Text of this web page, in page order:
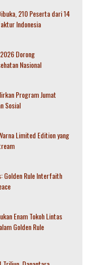
210 Peserta dari 14
Indonesia
Dorong
Nasional
Program Jumat
Sosial
Limited Edition yang
Golden Rule Interfaith
Enam Tokoh Lintas
Golden Rule